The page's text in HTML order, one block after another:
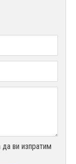
ви изпратим